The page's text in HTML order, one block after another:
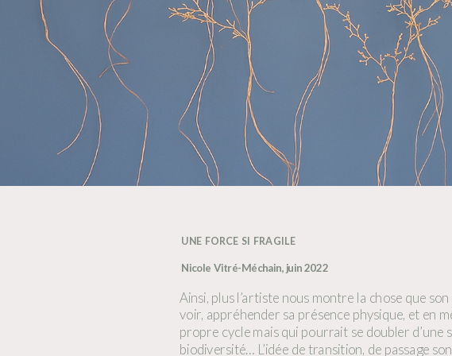
UNE FORCE SI FRAGILE
Nicole Vitré-Méchain, juin 2022
Ainsi, plus l’artiste nous montre la chose que
voir, appréhender sa présence physique, et en
propre cycle mais qui pourrait se doubler
biodiversité… L’idée de transition, de passage